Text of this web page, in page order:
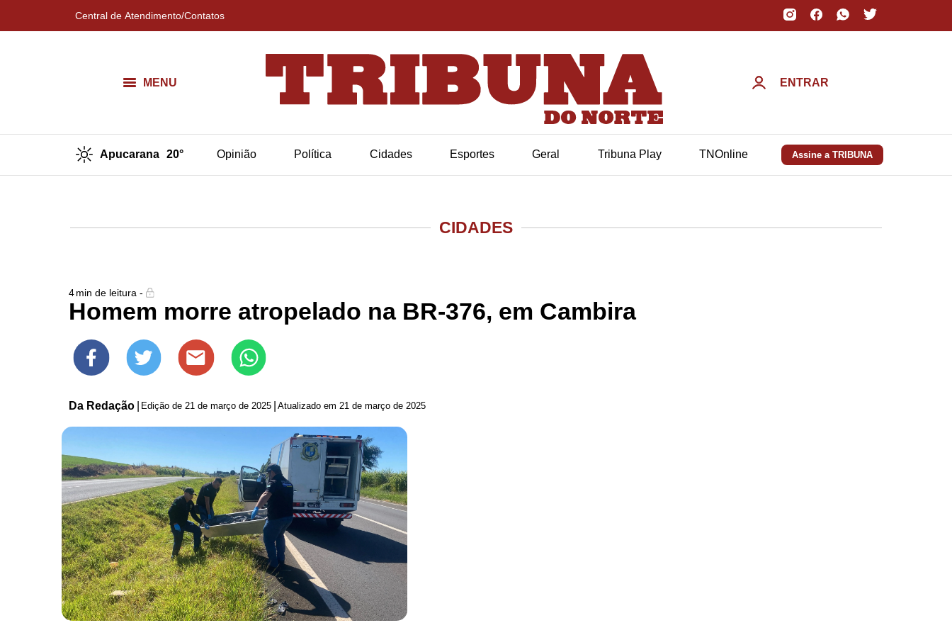
Central de Atendimento/Contatos
MENU ENTRAR
Apucarana 20° Opinião Política Cidades Esportes Geral Tribuna Play TNOnline Assine a TRIBUNA
CIDADES
4min de leitura -
Homem morre atropelado na BR-376, em Cambira
Da Redação Edição de 21 de março de 2025 Atualizado em 21 de março de 2025